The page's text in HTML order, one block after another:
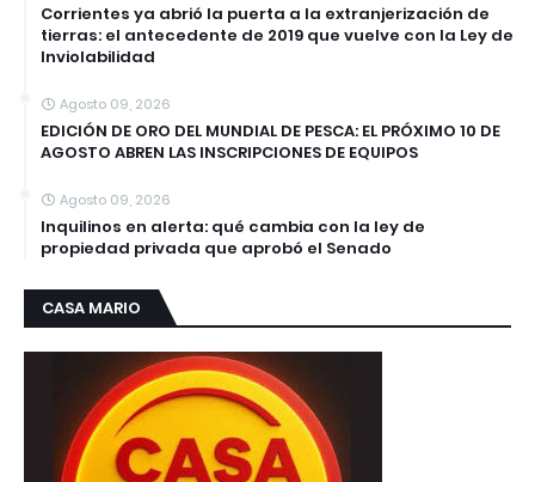
Corrientes ya abrió la puerta a la extranjerización de
tierras: el antecedente de 2019 que vuelve con la Ley de
Inviolabilidad
Agosto 09, 2026
EDICIÓN DE ORO DEL MUNDIAL DE PESCA: EL PRÓXIMO 10 DE
AGOSTO ABREN LAS INSCRIPCIONES DE EQUIPOS
Agosto 09, 2026
Inquilinos en alerta: qué cambia con la ley de
propiedad privada que aprobó el Senado
CASA MARIO